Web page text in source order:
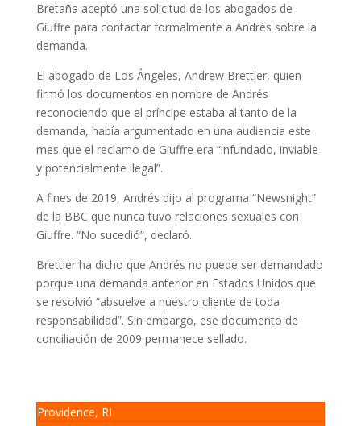
Bretaña aceptó una solicitud de los abogados de
Giuffre para contactar formalmente a Andrés sobre la
demanda.
El abogado de Los Ángeles, Andrew Brettler, quien
firmó los documentos en nombre de Andrés
reconociendo que el príncipe estaba al tanto de la
demanda, había argumentado en una audiencia este
mes que el reclamo de Giuffre era “infundado, inviable
y potencialmente ilegal”.
A fines de 2019, Andrés dijo al programa “Newsnight”
de la BBC que nunca tuvo relaciones sexuales con
Giuffre. “No sucedió”, declaró.
Brettler ha dicho que Andrés no puede ser demandado
porque una demanda anterior en Estados Unidos que
se resolvió “absuelve a nuestro cliente de toda
responsabilidad”. Sin embargo, ese documento de
conciliación de 2009 permanece sellado.
Providence, RI